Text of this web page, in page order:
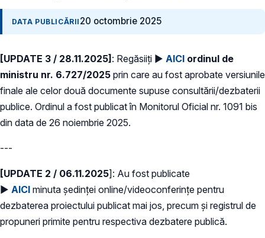
DATA PUBLICĂRII 20 octombrie 2025
[UPDATE 3 / 28.11.2025]: Regăsiiți ► AICI ordinul de
ministru nr. 6.727/2025 prin care au fost aprobate versiunile
finale ale celor două documente supuse consultării/dezbaterii
publice. Ordinul a fost publicat în Monitorul Oficial nr. 1091 bis
din data de 26 noiembrie 2025.
---
[UPDATE 2 / 06.11.2025]: Au fost publicate
► AICI minuta ședinței online/videoconferințe pentru
dezbaterea proiectului publicat mai jos, precum și registrul de
propuneri primite pentru respectiva dezbatere publică.